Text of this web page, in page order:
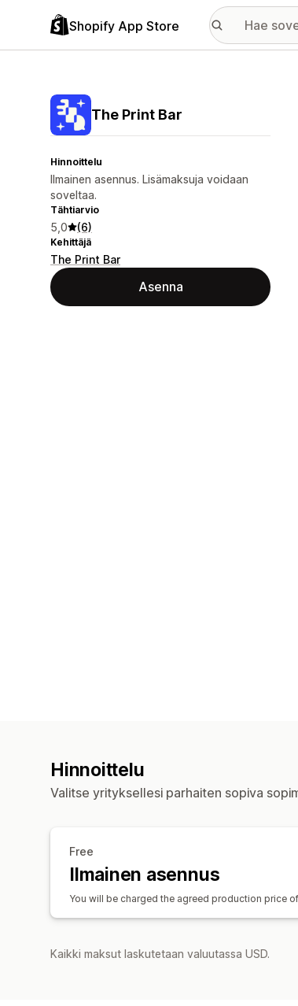
Shopify App Store
The Print Bar
Hinnoittelu
Ilmainen asennus. Lisämaksuja voidaan
soveltaa.
Tähtiarvio
5,0 (6)
Kehittäjä
The Print Bar
Asenna
Hinnoittelu
Valitse yrityksellesi parhaiten sopiva
Free
Ilmainen asennus
You will be charged the agreed production price
Kaikki maksut laskutetaan valuutassa USD.